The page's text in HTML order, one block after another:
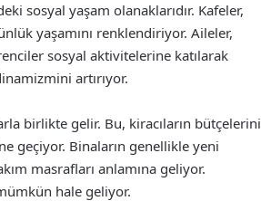
sosyal yaşam olanaklarıdır. Kafeler,
yaşamını renklendiriyor. Aileler,
sosyal aktivitelerine katılarak
artırıyor.
birlikte gelir. Bu, kiracıların bütçelerini
geçiyor. Binaların genellikle yeni
masrafları anlamına geliyor.
hale geliyor.